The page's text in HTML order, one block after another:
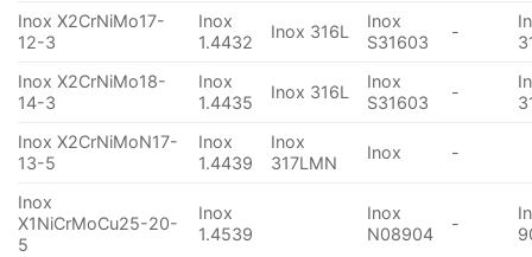
Inox X2CrNiMo17-
12-3
Inox
1.4432
Inox 316L
Inox
S31603
-
Inox X2CrNiMo18-
14-3
Inox
1.4435
Inox 316L
Inox
S31603
-
Inox X2CrNiMoN17-
13-5
Inox
1.4439
Inox
317LMN
Inox -
Inox
X1NiCrMoCu25-20-
5
Inox
1.4539
Inox
N08904
-